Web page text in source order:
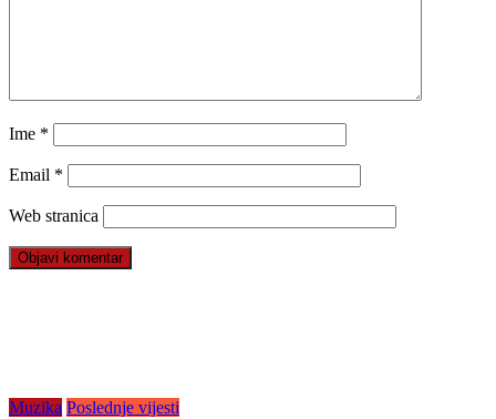
Ime *
Email *
Web stranica
Muzika Poslednje vijesti